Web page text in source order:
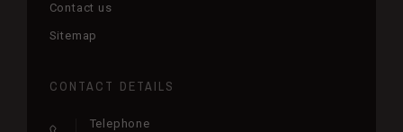
Contact us
Sitemap
CONTACT DETAILS
Telephone